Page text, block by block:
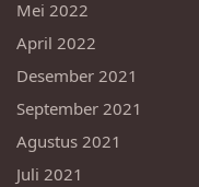
Mei 2022
April 2022
Desember 2021
September 2021
Agustus 2021
Juli 2021